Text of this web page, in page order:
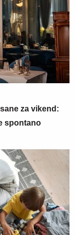
za vikend:
spontano